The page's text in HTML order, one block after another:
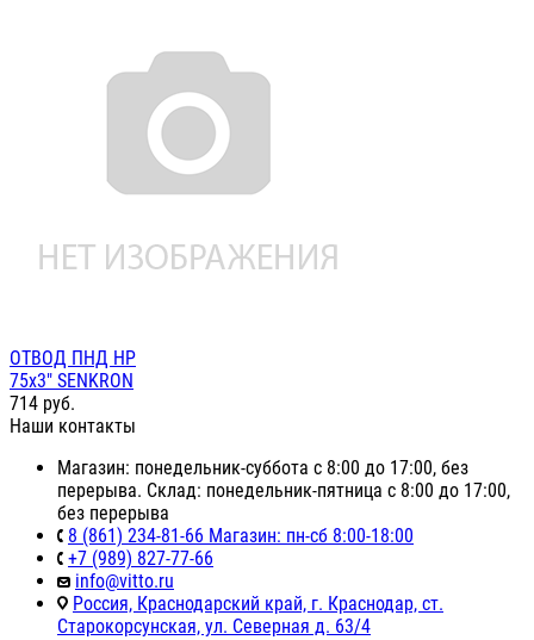
ОТВОД ПНД НР
75х3" SENKRON
714 руб.
Наши контакты
Магазин: понедельник-суббота с 8:00 до 17:00, без
перерыва. Склад: понедельник-пятница с 8:00 до 17:00,
без перерыва
8 (861) 234-81-66 Магазин: пн-сб 8:00-18:00
+7 (989) 827-77-66
info@vitto.ru
Россия, Краснодарский край, г. Краснодар, ст.
Старокорсунская, ул. Северная д. 63/4